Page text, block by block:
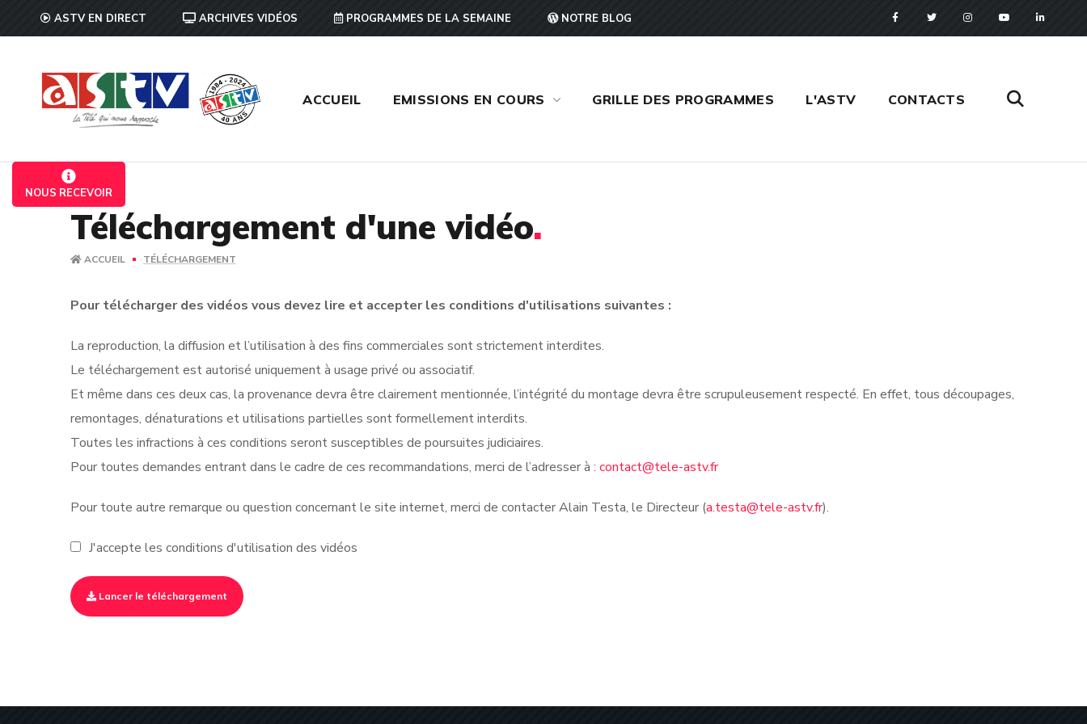
ASTV EN DIRECT ARCHIVES VIDÉOS PROGRAMMES DE LA SEMAINE NOTRE BLOG
ACCUEIL EMISSIONS EN COURS GRILLE DES PROGRAMMES L'ASTV CONTACTS
NOUS RECEVOIR
Téléchargement d'une vidéo.
ACCUEIL TÉLÉCHARGEMENT
Pour télécharger des vidéos vous devez lire et accepter les conditions d'utilisations suivantes :
La reproduction, la diffusion et l’utilisation à des fins commerciales sont strictement interdites.
Le téléchargement est autorisé uniquement à usage privé ou associatif.
Et même dans ces deux cas, la provenance devra être clairement mentionnée, l’intégrité du montage devra être scrupuleusement respecté. En effet, tous découpages,
remontages, dénaturations et utilisations partielles sont formellement interdits.
Toutes les infractions à ces conditions seront susceptibles de poursuites judiciaires.
Pour toutes demandes entrant dans le cadre de ces recommandations, merci de l’adresser à : contact@tele-astv.fr
Pour toute autre remarque ou question concernant le site internet, merci de contacter Alain Testa, le Directeur (a.testa@tele-astv.fr).
J'accepte les conditions d'utilisation des vidéos
Lancer le téléchargement